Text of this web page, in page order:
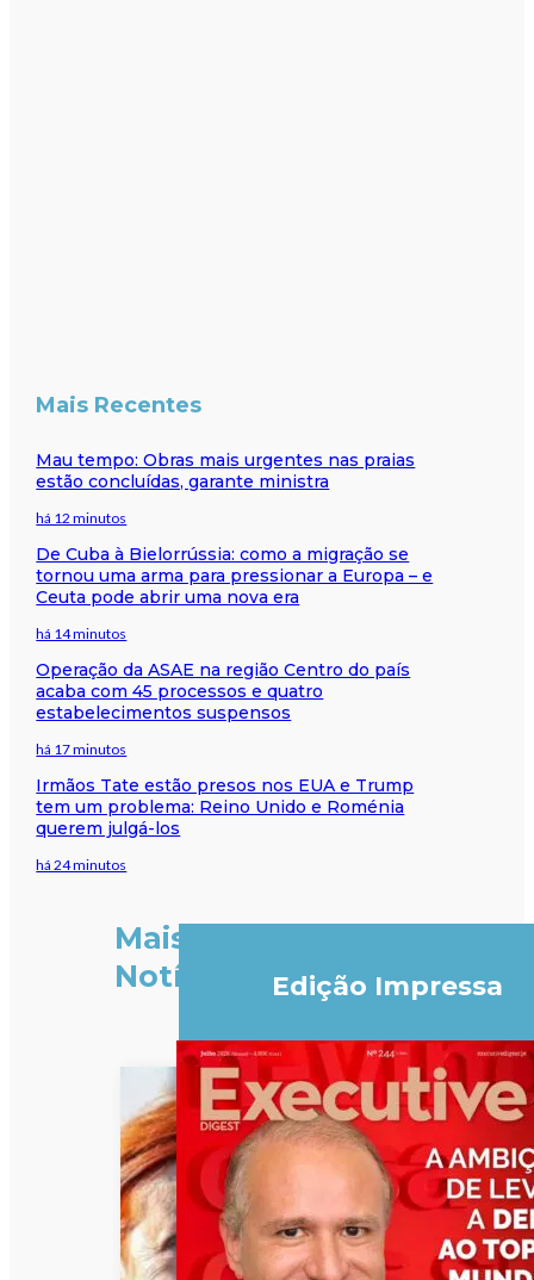
Mais Recentes
Mau tempo: Obras mais urgentes nas praias
estão concluídas, garante ministra
há 12 minutos
De Cuba à Bielorrússia: como a migração se
tornou uma arma para pressionar a Europa – e
Ceuta pode abrir uma nova era
há 14 minutos
Operação da ASAE na região Centro do país
acaba com 45 processos e quatro
estabelecimentos suspensos
há 17 minutos
Irmãos Tate estão presos nos EUA e Trump
tem um problema: Reino Unido e Roménia
querem julgá-los
há 24 minutos
Mais
Notícias
Edição Impressa